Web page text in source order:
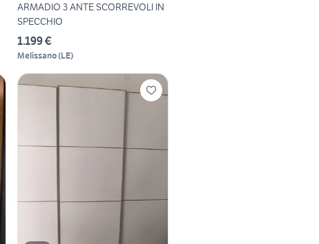
ARMADIO 3 ANTE SCORREVOLI IN
SPECCHIO
1.199 €
Melissano(LE)